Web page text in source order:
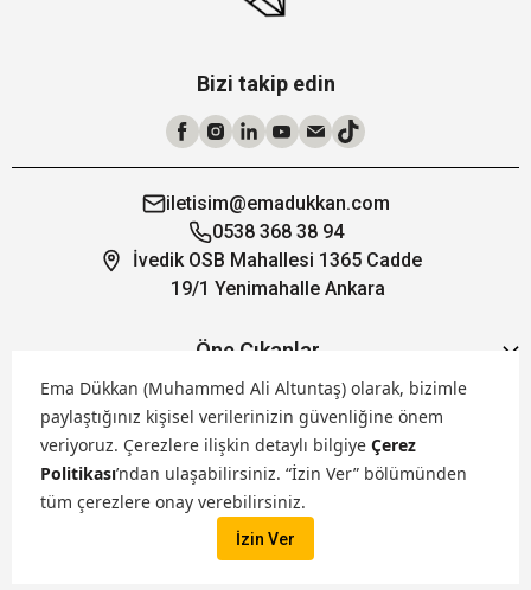
Ema Dükkan (Muhammed Ali Altuntaş) olarak, bizimle
paylaştığınız kişisel verilerinizin güvenliğine önem
veriyoruz. Çerezlere ilişkin detaylı bilgiye Çerez
Politikası’ndan ulaşabilirsiniz. “İzin Ver” bölümünden
tüm çerezlere onay verebilirsiniz.
İzin Ver
Bizi takip edin
iletisim@emadukkan.com
0538 368 38 94
İvedik OSB Mahallesi 1365 Cadde
19/1 Yenimahalle Ankara
Öne Çıkanlar
Hakkımızda
Markalarımız
Satış Kanallarımız